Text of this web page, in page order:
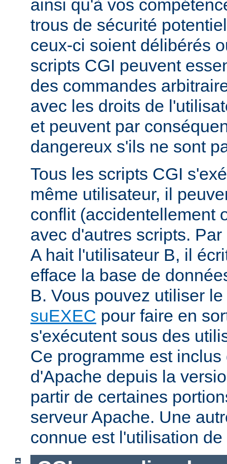
ainsi qu'à vos
trous de sécurité
ceux-ci soient délibérés
scripts CGI peuvent
des commandes
avec les droits de
et peuvent par
dangereux s'ils ne sont
Tous les scripts CGI
même utilisateur, il
conflit (accidentellement
avec d'autres scripts.
A hait l'utilisateur B, il
efface la base de
B. Vous pouvez utiliser
suEXEC pour faire en
s'exécutent sous des
Ce programme est
d'Apache depuis la
partir de certaines
serveur Apache. Une
connue est l'utilisation de